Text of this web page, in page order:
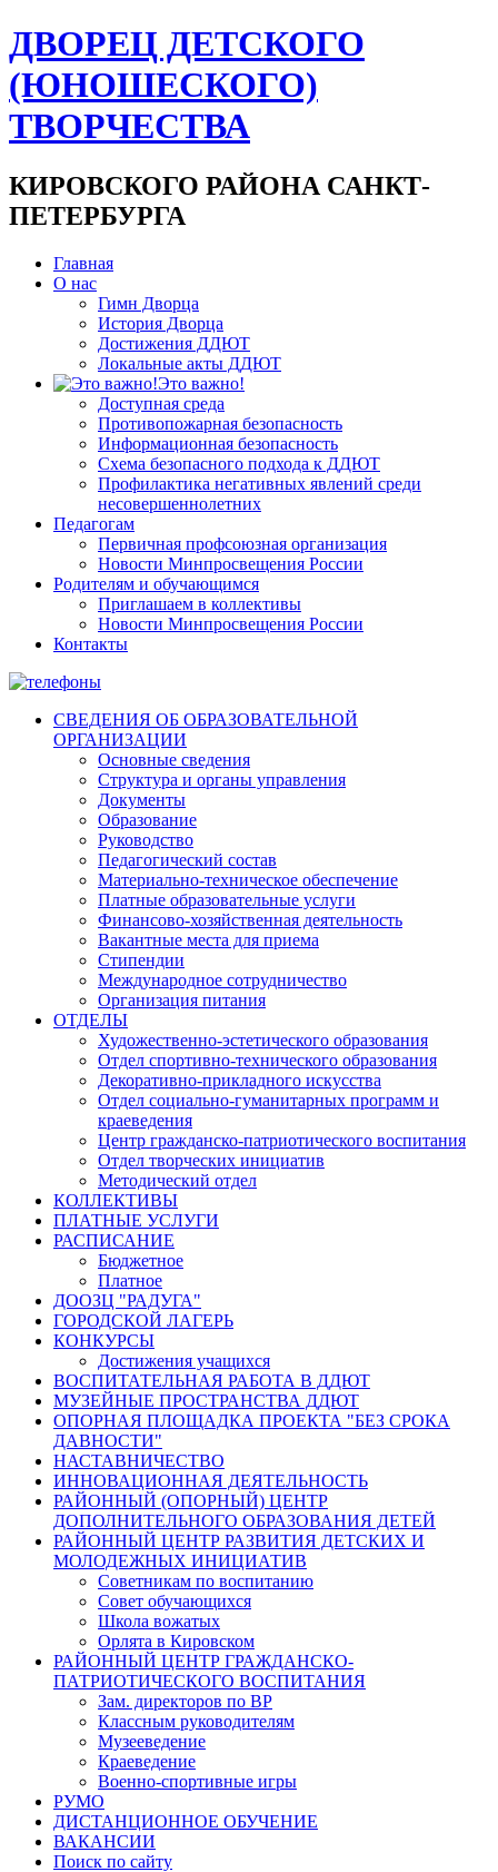
ДВОРЕЦ ДЕТСКОГО
(ЮНОШЕСКОГО)
ТВОРЧЕСТВА
КИРОВСКОГО РАЙОНА САНКТ-
ПЕТЕРБУРГА
Главная
О нас
Гимн Дворца
История Дворца
Достижения ДДЮТ
Локальные акты ДДЮТ
Это важно!
Доступная среда
Противопожарная безопасность
Информационная безопасность
Схема безопасного подхода к ДДЮТ
Профилактика негативных явлений среди
несовершеннолетних
Педагогам
Первичная профсоюзная организация
Новости Минпросвещения России
Родителям и обучающимся
Приглашаем в коллективы
Новости Минпросвещения России
Контакты
СВЕДЕНИЯ ОБ ОБРАЗОВАТЕЛЬНОЙ
ОРГАНИЗАЦИИ
Основные сведения
Структура и органы управления
Документы
Образование
Руководство
Педагогический состав
Материально-техническое обеспечение
Платные образовательные услуги
Финансово-хозяйственная деятельность
Вакантные места для приема
Стипендии
Международное сотрудничество
Организация питания
ОТДЕЛЫ
Художественно-эстетического образования
Отдел спортивно-технического образования
Декоративно-прикладного искусства
Отдел социально-гуманитарных программ и
краеведения
Центр гражданско-патриотического воспитания
Отдел творческих инициатив
Методический отдел
КОЛЛЕКТИВЫ
ПЛАТНЫЕ УСЛУГИ
РАСПИСАНИЕ
Бюджетное
Платное
ДООЗЦ "РАДУГА"
ГОРОДСКОЙ ЛАГЕРЬ
КОНКУРСЫ
Достижения учащихся
ВОСПИТАТЕЛЬНАЯ РАБОТА В ДДЮТ
МУЗЕЙНЫЕ ПРОСТРАНСТВА ДДЮТ
ОПОРНАЯ ПЛОЩАДКА ПРОЕКТА "БЕЗ СРОКА
ДАВНОСТИ"
НАСТАВНИЧЕСТВО
ИННОВАЦИОННАЯ ДЕЯТЕЛЬНОСТЬ
РАЙОННЫЙ (ОПОРНЫЙ) ЦЕНТР
ДОПОЛНИТЕЛЬНОГО ОБРАЗОВАНИЯ ДЕТЕЙ
РАЙОННЫЙ ЦЕНТР РАЗВИТИЯ ДЕТСКИХ И
МОЛОДЕЖНЫХ ИНИЦИАТИВ
Советникам по воспитанию
Совет обучающихся
Школа вожатых
Орлята в Кировском
РАЙОННЫЙ ЦЕНТР ГРАЖДАНСКО-
ПАТРИОТИЧЕСКОГО ВОСПИТАНИЯ
Зам. директоров по ВР
Классным руководителям
Музееведение
Краеведение
Военно-спортивные игры
РУМО
ДИСТАНЦИОННОЕ ОБУЧЕНИЕ
ВАКАНСИИ
Поиск по сайту